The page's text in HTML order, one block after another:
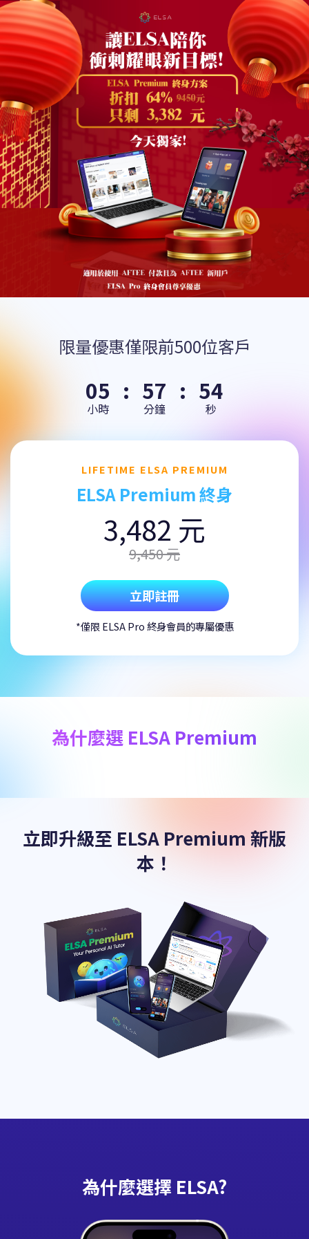
限量優惠僅限前500位客戶
05
小時
: 57
分鐘
: 54
秒
LIFETIME ELSA PREMIUM
ELSA Premium 終身
3,482 元
9,450 元
立即註冊
*僅限 ELSA Pro 終身會員的專屬優惠
為什麼選 ELSA Premium
立即升級至 ELSA Premium 新版
本！
為什麼選擇 ELSA?